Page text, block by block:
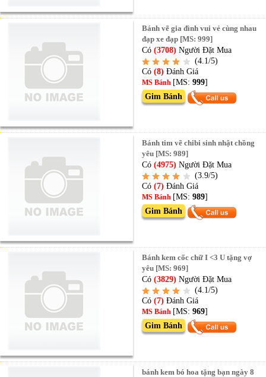
Bánh vẽ gia đình vui vẻ cùng nhau
đạp xe đạp [MS: 999]
Có(3708) Người Đặt Mua
(4.1/5)
Có (8)Đánh Giá
MS Bánh [MS:999]
Gim Bánh
Bánh tim vẽ chibi sinh nhật chồng
yêu [MS: 989]
Có(4975) Người Đặt Mua
(3.9/5)
Có (7)Đánh Giá
MS Bánh [MS:989]
Gim Bánh
Bánh kem cốc chữ I <3 U tặng vợ
yêu [MS: 969]
Có(3829) Người Đặt Mua
(4.1/5)
Có (7)Đánh Giá
MS Bánh [MS:969]
Gim Bánh
bánh kem bó hoa tặng bạn ngày 8